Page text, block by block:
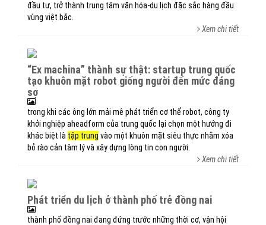
đầu tư, trở thành trung tâm văn hóa-du lịch đặc sắc hàng đầu
vùng việt bắc.
Xem chi tiết
“ex machina” thành sự thật: startup trung quốc
tạo khuôn mặt robot giống người đến mức đáng
sợ
trong khi các ông lớn mải mê phát triển cơ thể robot, công ty
khởi nghiệp aheadform của trung quốc lại chọn một hướng đi
khác biệt là tập trung vào một khuôn mặt siêu thực nhằm xóa
bỏ rào cản tâm lý và xây dựng lòng tin con người.
Xem chi tiết
phát triển du lịch ở thành phố trẻ đồng nai
thành phố đồng nai đang đứng trước những thời cơ, vận hội